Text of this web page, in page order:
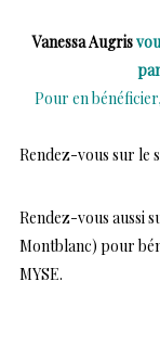
Vanessa Augris
Pour en
Rendez-vous sur le
Rendez-vous aussi
Montblanc) pour
MYSE.